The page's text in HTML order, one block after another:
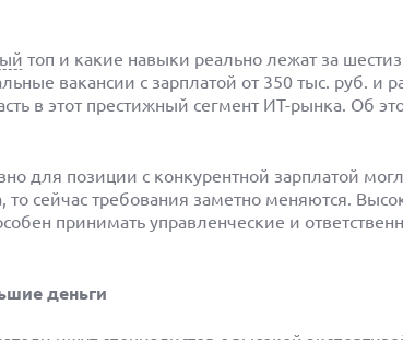
топ и какие навыки реально лежат за
вакансии с зарплатой от 350 тыс. руб. и
в этот престижный сегмент ИТ-рынка. Об
для позиции с конкурентной зарплатой
сейчас требования заметно меняются.
принимать управленческие и
деньги